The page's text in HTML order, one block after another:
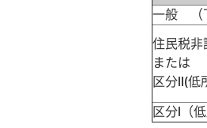
一般 （
住民税非
または
区分II(
区分I（